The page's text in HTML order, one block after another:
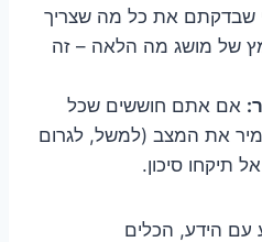
שבדקתם את כל מה שצריך
של מושג מה הלאה – זה
אם אתם חוששים שכל
את המצב (למשל, לגרום
תיקחו סיכון.
עם הידע, הכלים